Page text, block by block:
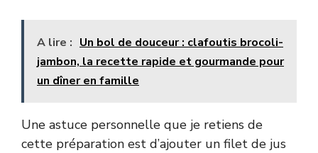
A lire : Un bol de douceur : clafoutis brocoli-
jambon, la recette rapide et gourmande pour
un dîner en famille
Une astuce personnelle que je retiens de
cette préparation est d’ajouter un filet de jus